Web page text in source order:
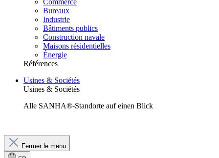
Commerce
Bureaux
Industrie
Bâtiments publics
Construction navale
Maisons résidentielles
Énergie
Références
Usines & Sociétés
Usines & Sociétés
Alle SANHA®-Standorte auf einen Blick
Fermer le menu